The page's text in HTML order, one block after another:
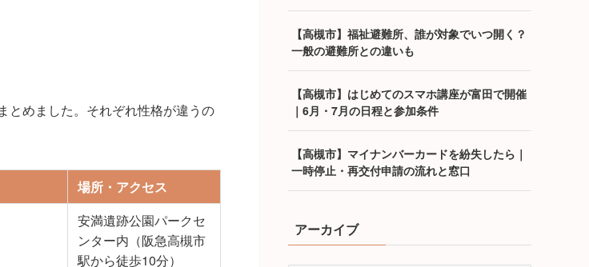
とめました。それぞれ性格が違うの
場所・アクセス
安満遺跡公園パークセ
ンター内（阪急高槻市
駅から徒歩10分）
【高槻市】福祉避難所、誰が対象でいつ開く？
一般の避難所との違いも
【高槻市】はじめてのスマホ講座が富田で開催
｜6月・7月の日程と参加条件
【高槻市】マイナンバーカードを紛失したら｜
一時停止・再交付申請の流れと窓口
アーカイブ